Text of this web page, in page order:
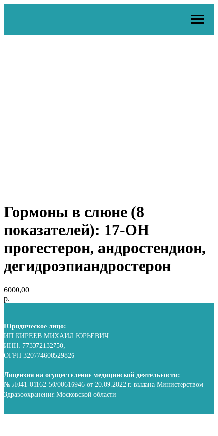
Гормоны в слюне (8
показателей): 17-OH
прогестерон, андростендион,
дегидроэпиандростерон
6000,00
р.
Юридическое лицо:
ИП КИРЕЕВ МИХАИЛ ЮРЬЕВИЧ
ИНН: 773372132750;
ОГРН 320774600529826
Лицензия на осуществление медицинской деятельности:
№ Л041-01162-50/00616946 от 20.09.2022 г. выдана Министерством
Здравоохранения Московской области